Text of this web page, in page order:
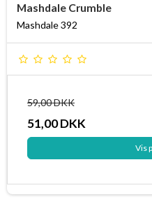
Mashdale Crumble
Mashdale 392
59,00 DKK
51,00 DKK
Vis